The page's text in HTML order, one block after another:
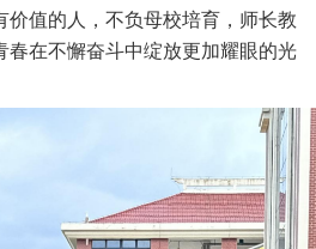
价值的人，不负母校培育，师长教
春在不懈奋斗中绽放更加耀眼的光